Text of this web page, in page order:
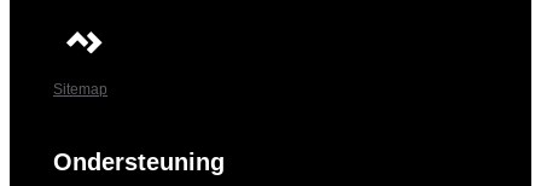
Sitemap
Ondersteuning